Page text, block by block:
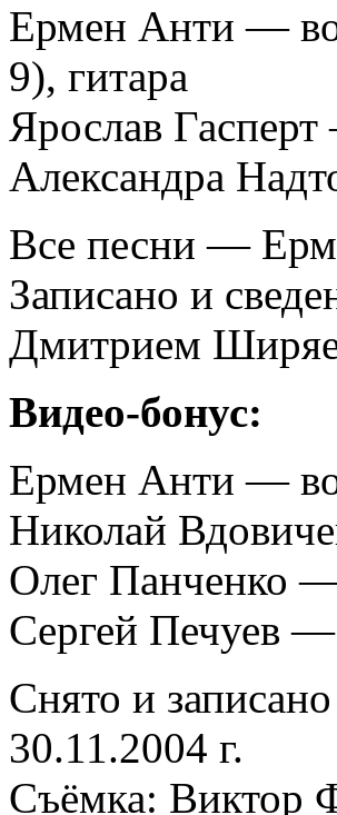
Ермен Анти —
9), гитара
Ярослав
Александра
Все песни —
Записано и
Дмитрием
Видео-бонус:
Ермен Анти —
Николай
Олег Панченко
Сергей Печуев
Снято и
30.11.2004 г.
Съёмка: Виктор